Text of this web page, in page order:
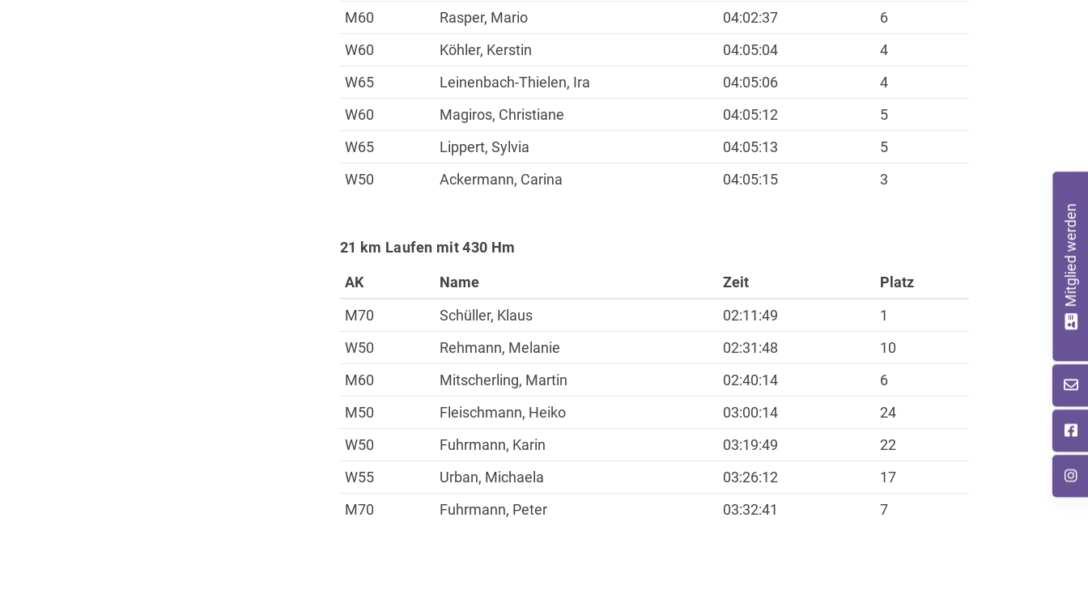
M60
Rasper, Mario 04:02:37
6
W60
Köhler, Kerstin 04:05:04
4
W65
Leinenbach-Thielen, Ira 04:05:06
4
W60
Magiros, Christiane 04:05:12
5
W65
Lippert, Sylvia 04:05:13
5
W50
Ackermann, Carina 04:05:15 3
21 km Laufen mit 430 Hm
AK Name Zeit
Platz
M70
Schüller, Klaus 02:11:49
1
W50
Rehmann, Melanie 02:31:48
10
M60
Mitscherling, Martin 02:40:14
6
M50
Fleischmann, Heiko 03:00:14
24
W50
Fuhrmann, Karin 03:19:49
22
W55
Urban, Michaela 03:26:12
17
M70
Fuhrmann, Peter 03:32:41 7
Mitglied werden